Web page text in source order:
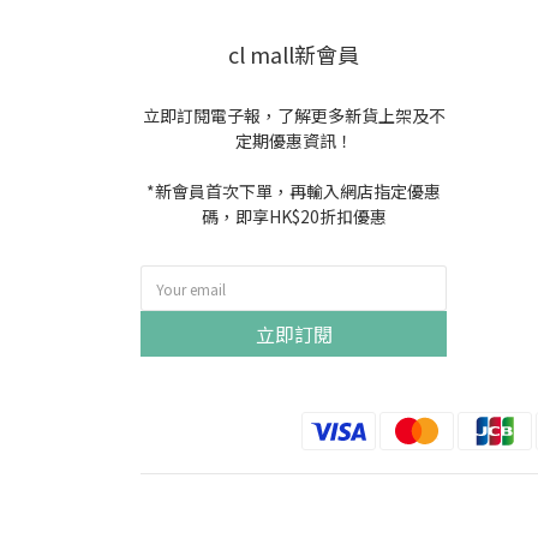
cl mall新會員
立即訂閱電子報，了解更多新貨上架及不
定期優惠資訊！
*新會員首次下單，再輸入網店指定優惠
碼，即享HK$20折扣優惠
立即訂閱